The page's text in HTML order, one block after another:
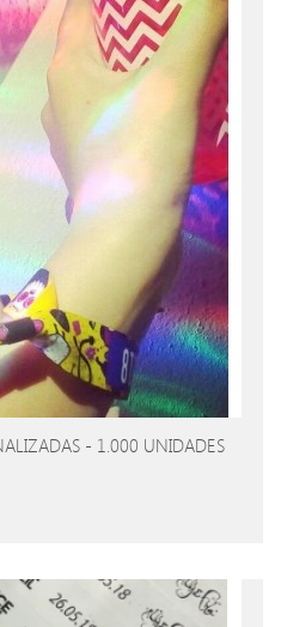
- 1.000 UNIDADES